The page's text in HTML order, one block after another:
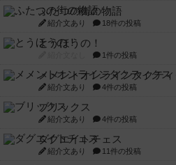
ふたつの街の物語
紹介文あり 18件の投稿
とうほうの！
1件の投稿
メメントオンラインタクティ
紹介文あり 4件の投稿
ブリックス
紹介文あり 4件の投稿
ダグエイトチェス
紹介文あり 11件の投稿